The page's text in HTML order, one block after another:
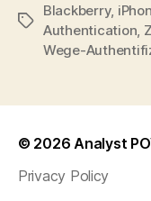
Tags
Blackberry,
Authentication
Wege-
© 2026 Analyst
Privacy Policy